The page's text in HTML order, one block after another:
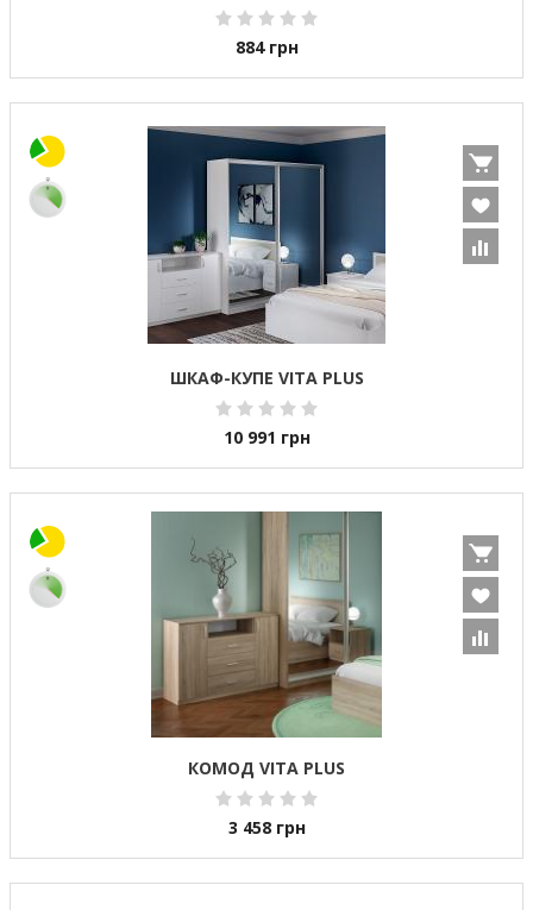
884 грн
ШКАФ-КУПЕ VITA PLUS
10 991 грн
КОМОД VITA PLUS
3 458 грн